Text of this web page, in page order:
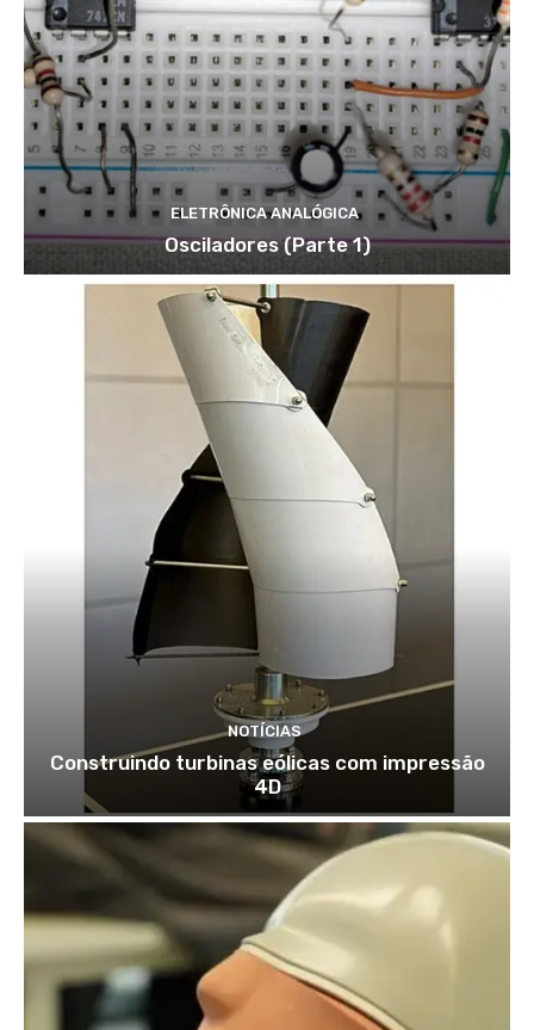
ELETRÔNICA ANALÓGICA
Osciladores (Parte 1)
NOTÍCIAS
Construindo turbinas eólicas com impressão
4D